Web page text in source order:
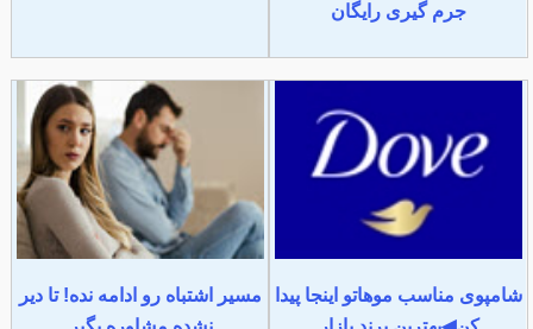
جرم گیری رایگان
شامپوی مناسب موهاتو اینجا پیدا
مسیر اشتباه رو ادامه نده! تا دیر